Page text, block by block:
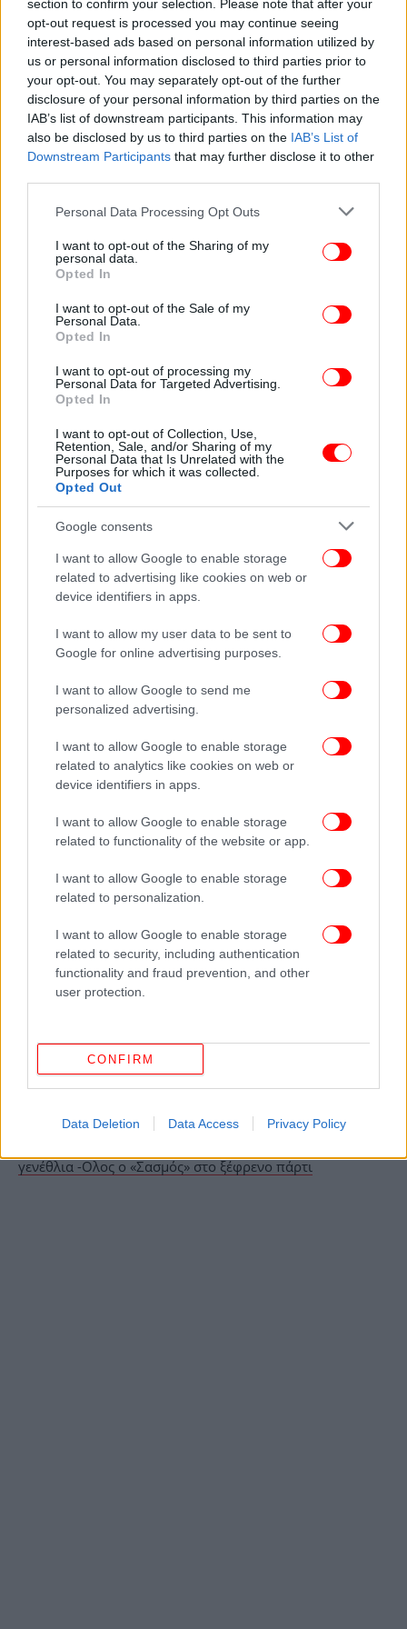
section to confirm your selection. Please note that after your
opt-out request is processed you may continue seeing
interest-based ads based on personal information utilized by
us or personal information disclosed to third parties prior to
your opt-out. You may separately opt-out of the further
disclosure of your personal information by third parties on the
IAB’s list of downstream participants. This information may
also be disclosed by us to third parties on the IAB’s List of
Downstream Participants that may further disclose it to other
Please note that this website/app uses one or more Google
not limited to your visit or usage behaviour. You may click to
grant or deny consent to Google and its third-party tags to
use your data for below specified purposes in below Google
consent section.
Personal Data Processing Opt Outs
I want to opt-out of the Sharing of my
personal data.
Opted In
I want to opt-out of the Sale of my
Personal Data.
Opted In
I want to opt-out of processing my
Personal Data for Targeted Advertising.
Opted In
I want to opt-out of Collection, Use,
Retention, Sale, and/or Sharing of my
Personal Data that Is Unrelated with the
Purposes for which it was collected.
Opted Out
Google consents
I want to allow Google to enable storage
related to advertising like cookies on web or
device identifiers in apps.
I want to allow my user data to be sent to
Google for online advertising purposes.
I want to allow Google to send me
personalized advertising.
I want to allow Google to enable storage
related to analytics like cookies on web or
device identifiers in apps.
I want to allow Google to enable storage
related to functionality of the website or app.
I want to allow Google to enable storage
related to personalization.
I want to allow Google to enable storage
related to security, including authentication
functionality and fraud prevention, and other
user protection.
CONFIRM
Data Deletion Data Access Privacy Policy
έλεγα πάντα ότι είναι φίλη μου και έτσι ήταν το
“διαβατήριό” μου».
Τέλος, η Βίκυ Λέανδρος αποκάλυψε ότι αποφάσισε
ναφιλοξενήσει οικογένειες από την Ουκρανίαπου
έχουν πληγεί από τον πόλεμο.
«Να τελειώσει αυτός ο πόλεμος αύριο. Είναι
τραγική η κατάσταση για τους ανθρώπους. Είπα ότι
ήθελα να βοηθήσω κάποιες οικογένειες. Δύο από
αυτές ήρθαν ήδη στο σπίτι, μπορεί να έρθει και
ακόμα μία. Έχουν ψυχικά προβλήματα ακόμα,
χαρακτηριστικά.
ΟΛΕΣ ΟΙ ΕΙΔΗΣΕΙΣ
Θανάσης Κατερινόπουλος: Γιατί από την αρχή μιλούσε
για «έγκλημα» στην Πάτρα -Η ζωή και η άγνωστη
φωτογραφία μου με το ξυρισμένο κεφάλι και έλεγαν αν
τους αρέσει
διασήμων για το έγκλημα στην Πάτρα
γενέθλια -Ολος ο «Σασμός» στο ξέφρενο πάρτι